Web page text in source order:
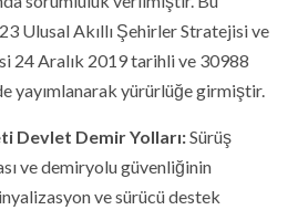
Ulusal Akıllı Şehirler Stratejisi ve
24 Aralık 2019 tarihli ve 30988
yayımlanarak yürürlüğe girmiştir.
Devlet Demir Yolları:Sürüş
ve demiryolu güvenliğinin
ve sürücü destek